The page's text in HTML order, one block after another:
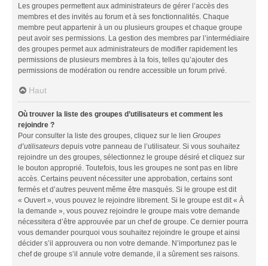
Les groupes permettent aux administrateurs de gérer l’accès des
membres et des invités au forum et à ses fonctionnalités. Chaque
membre peut appartenir à un ou plusieurs groupes et chaque groupe
peut avoir ses permissions. La gestion des membres par l’intermédiaire
des groupes permet aux administrateurs de modifier rapidement les
permissions de plusieurs membres à la fois, telles qu’ajouter des
permissions de modération ou rendre accessible un forum privé.
Haut
Où trouver la liste des groupes d’utilisateurs et comment les
rejoindre ?
Pour consulter la liste des groupes, cliquez sur le lien Groupes
d’utilisateurs depuis votre panneau de l’utilisateur. Si vous souhaitez
rejoindre un des groupes, sélectionnez le groupe désiré et cliquez sur
le bouton approprié. Toutefois, tous les groupes ne sont pas en libre
accès. Certains peuvent nécessiter une approbation, certains sont
fermés et d’autres peuvent même être masqués. Si le groupe est dit
« Ouvert », vous pouvez le rejoindre librement. Si le groupe est dit « À
la demande », vous pouvez rejoindre le groupe mais votre demande
nécessitera d’être approuvée par un chef de groupe. Ce dernier pourra
vous demander pourquoi vous souhaitez rejoindre le groupe et ainsi
décider s’il approuvera ou non votre demande. N’importunez pas le
chef de groupe s’il annule votre demande, il a sûrement ses raisons.